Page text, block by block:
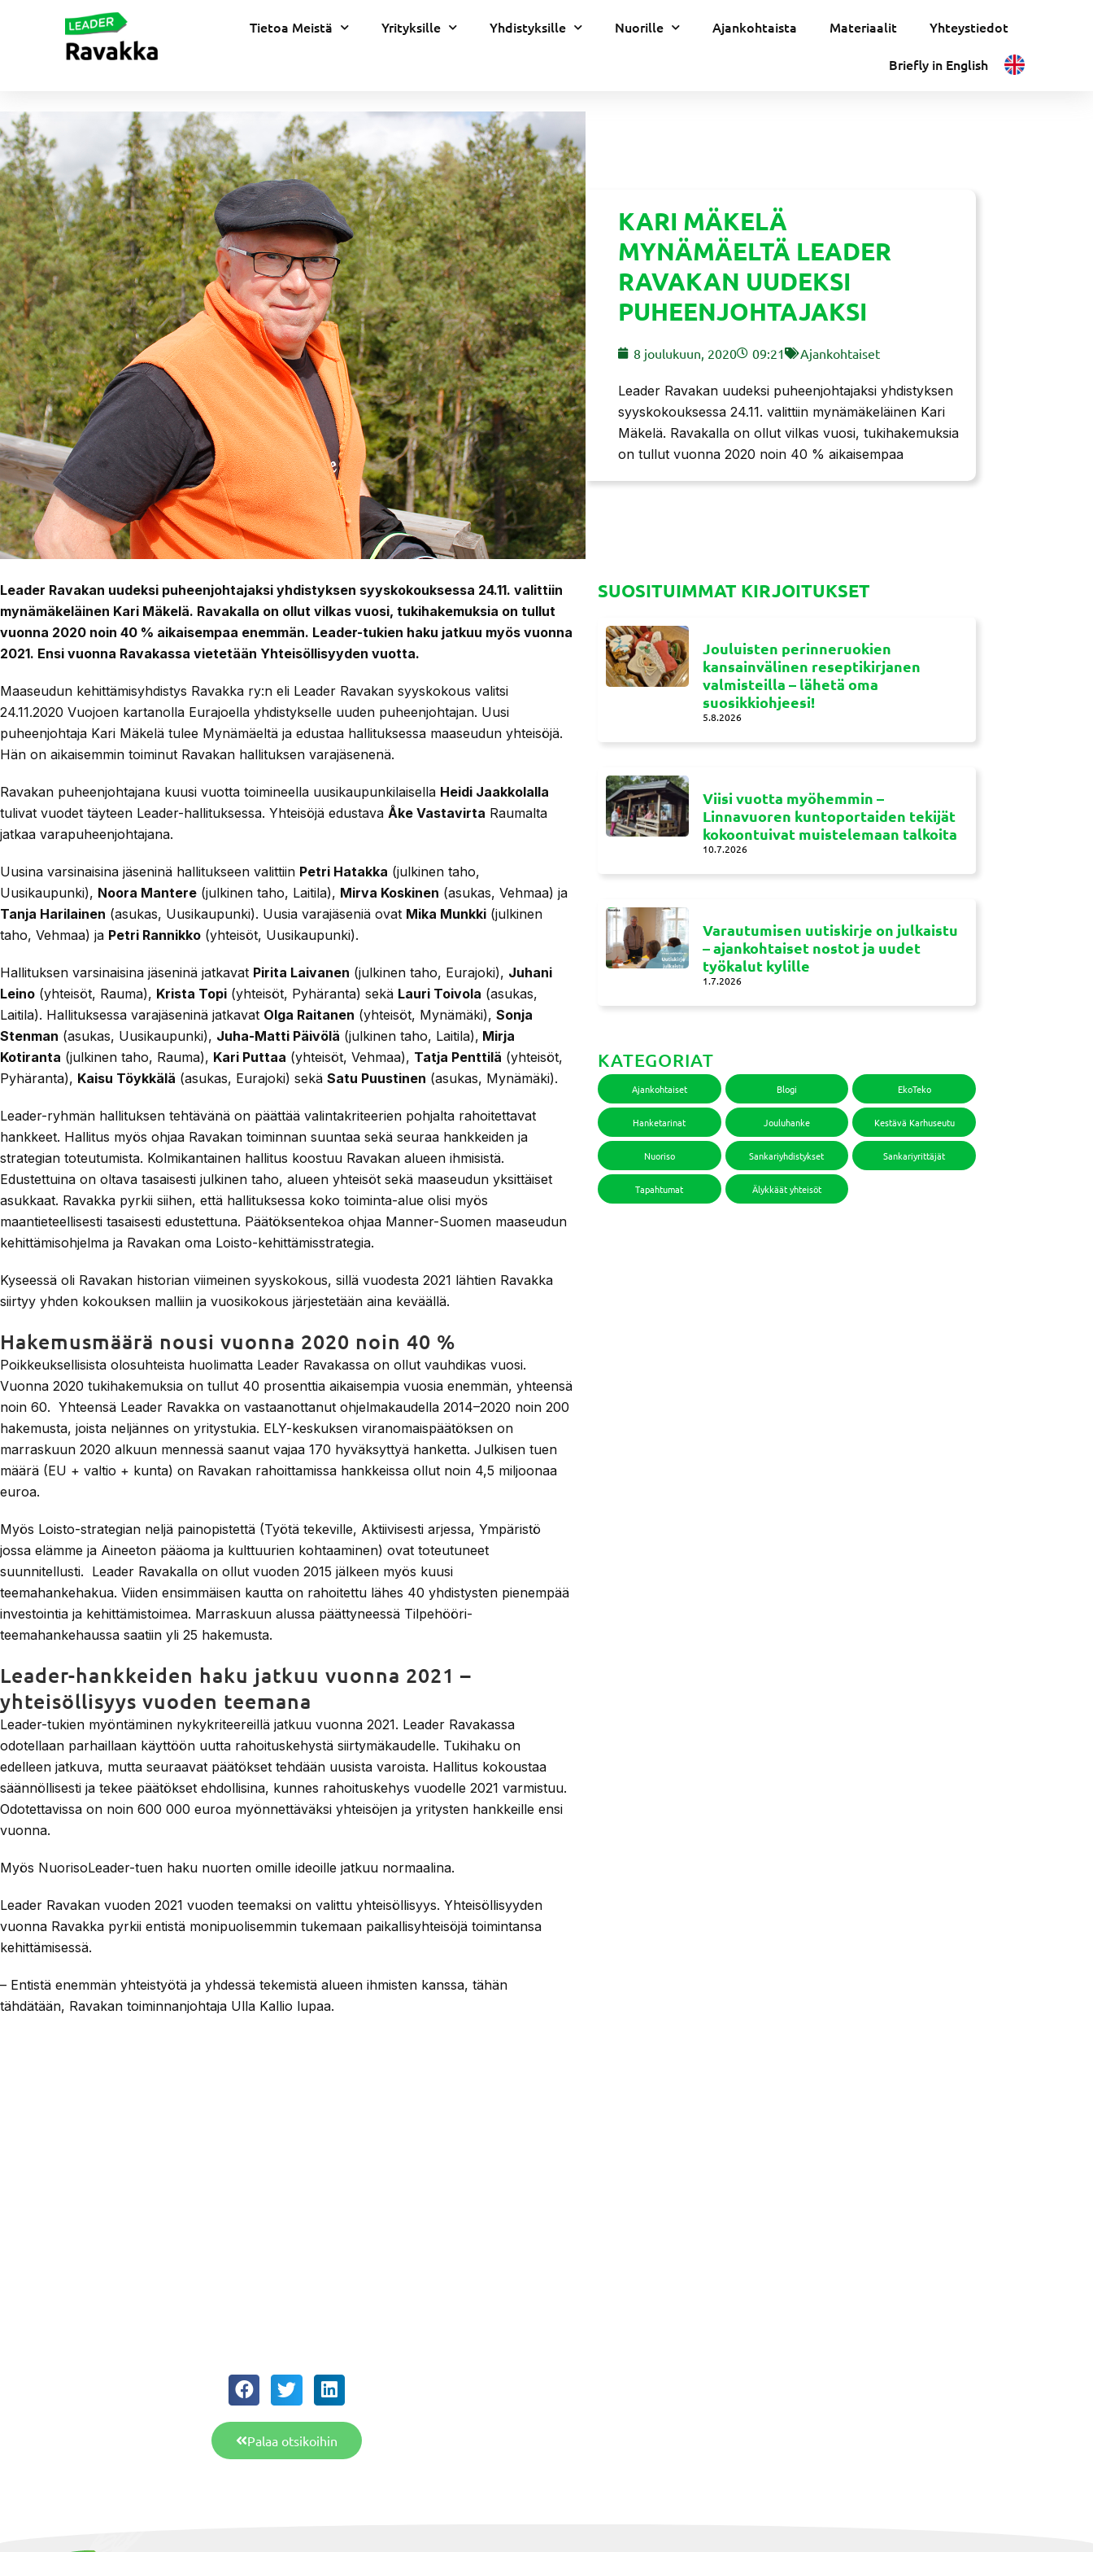
Tietoa Meistä Yrityksille Yhdistyksille Nuorille Ajankohtaista Materiaalit Yhteystiedot
Briefly in English
KARI MÄKELÄ
MYNÄMÄELTÄ LEADER
RAVAKAN UUDEKSI
PUHEENJOHTAJAKSI
8 joulukuun, 2020 09:21 Ajankohtaiset
Leader Ravakan uudeksi puheenjohtajaksi yhdistyksen
syyskokouksessa 24.11. valittiin mynämäkeläinen Kari
Mäkelä. Ravakalla on ollut vilkas vuosi, tukihakemuksia
on tullut vuonna 2020 noin 40 % aikaisempaa
Leader Ravakan uudeksi puheenjohtajaksi yhdistyksen syyskokouksessa 24.11. valittiin
mynämäkeläinen Kari Mäkelä. Ravakalla on ollut vilkas vuosi, tukihakemuksia on tullut
vuonna 2020 noin 40 % aikaisempaa enemmän. Leader-tukien haku jatkuu myös vuonna
2021. Ensi vuonna Ravakassa vietetään Yhteisöllisyyden vuotta.
Maaseudun kehittämisyhdistys Ravakka ry:n eli Leader Ravakan syyskokous valitsi
24.11.2020 Vuojoen kartanolla Eurajoella yhdistykselle uuden puheenjohtajan. Uusi
puheenjohtaja Kari Mäkelä tulee Mynämäeltä ja edustaa hallituksessa maaseudun yhteisöjä.
Hän on aikaisemmin toiminut Ravakan hallituksen varajäsenenä.
Ravakan puheenjohtajana kuusi vuotta toimineella uusikaupunkilaisella Heidi Jaakkolalla
tulivat vuodet täyteen Leader-hallituksessa. Yhteisöjä edustava Åke Vastavirta Raumalta
jatkaa varapuheenjohtajana.
Uusina varsinaisina jäseninä hallitukseen valittiin Petri Hatakka (julkinen taho,
Uusikaupunki), Noora Mantere (julkinen taho, Laitila), Mirva Koskinen (asukas, Vehmaa) ja
Tanja Harilainen (asukas, Uusikaupunki). Uusia varajäseniä ovat Mika Munkki (julkinen
taho, Vehmaa) ja Petri Rannikko (yhteisöt, Uusikaupunki).
Hallituksen varsinaisina jäseninä jatkavat Pirita Laivanen (julkinen taho, Eurajoki), Juhani
Leino (yhteisöt, Rauma), Krista Topi (yhteisöt, Pyhäranta) sekä Lauri Toivola (asukas,
Laitila). Hallituksessa varajäseninä jatkavat Olga Raitanen (yhteisöt, Mynämäki), Sonja
Stenman (asukas, Uusikaupunki), Juha-Matti Päivölä (julkinen taho, Laitila), Mirja
Kotiranta (julkinen taho, Rauma), Kari Puttaa (yhteisöt, Vehmaa), Tatja Penttilä (yhteisöt,
Pyhäranta), Kaisu Töykkälä (asukas, Eurajoki) sekä Satu Puustinen (asukas, Mynämäki).
Leader-ryhmän hallituksen tehtävänä on päättää valintakriteerien pohjalta rahoitettavat
hankkeet. Hallitus myös ohjaa Ravakan toiminnan suuntaa sekä seuraa hankkeiden ja
strategian toteutumista. Kolmikantainen hallitus koostuu Ravakan alueen ihmisistä.
Edustettuina on oltava tasaisesti julkinen taho, alueen yhteisöt sekä maaseudun yksittäiset
asukkaat. Ravakka pyrkii siihen, että hallituksessa koko toiminta-alue olisi myös
maantieteellisesti tasaisesti edustettuna. Päätöksentekoa ohjaa Manner-Suomen maaseudun
kehittämisohjelma ja Ravakan oma Loisto-kehittämisstrategia.
Kyseessä oli Ravakan historian viimeinen syyskokous, sillä vuodesta 2021 lähtien Ravakka
siirtyy yhden kokouksen malliin ja vuosikokous järjestetään aina keväällä.
Hakemusmäärä nousi vuonna 2020 noin 40 %
Poikkeuksellisista olosuhteista huolimatta Leader Ravakassa on ollut vauhdikas vuosi.
Vuonna 2020 tukihakemuksia on tullut 40 prosenttia aikaisempia vuosia enemmän, yhteensä
noin 60. Yhteensä Leader Ravakka on vastaanottanut ohjelmakaudella 2014–2020 noin 200
hakemusta, joista neljännes on yritystukia. ELY-keskuksen viranomaispäätöksen on
marraskuun 2020 alkuun mennessä saanut vajaa 170 hyväksyttyä hanketta. Julkisen tuen
määrä (EU + valtio + kunta) on Ravakan rahoittamissa hankkeissa ollut noin 4,5 miljoonaa
euroa.
Myös Loisto-strategian neljä painopistettä (Työtä tekeville, Aktiivisesti arjessa, Ympäristö
jossa elämme ja Aineeton pääoma ja kulttuurien kohtaaminen) ovat toteutuneet
suunnitellusti. Leader Ravakalla on ollut vuoden 2015 jälkeen myös kuusi
teemahankehakua. Viiden ensimmäisen kautta on rahoitettu lähes 40 yhdistysten pienempää
investointia ja kehittämistoimea. Marraskuun alussa päättyneessä Tilpehööri-
teemahankehaussa saatiin yli 25 hakemusta.
Leader-hankkeiden haku jatkuu vuonna 2021 –
yhteisöllisyys vuoden teemana
Leader-tukien myöntäminen nykykriteereillä jatkuu vuonna 2021. Leader Ravakassa
odotellaan parhaillaan käyttöön uutta rahoituskehystä siirtymäkaudelle. Tukihaku on
edelleen jatkuva, mutta seuraavat päätökset tehdään uusista varoista. Hallitus kokoustaa
säännöllisesti ja tekee päätökset ehdollisina, kunnes rahoituskehys vuodelle 2021 varmistuu.
Odotettavissa on noin 600 000 euroa myönnettäväksi yhteisöjen ja yritysten hankkeille ensi
vuonna.
Myös NuorisoLeader-tuen haku nuorten omille ideoille jatkuu normaalina.
Leader Ravakan vuoden 2021 vuoden teemaksi on valittu yhteisöllisyys. Yhteisöllisyyden
vuonna Ravakka pyrkii entistä monipuolisemmin tukemaan paikallisyhteisöjä toimintansa
kehittämisessä.
– Entistä enemmän yhteistyötä ja yhdessä tekemistä alueen ihmisten kanssa, tähän
tähdätään, Ravakan toiminnanjohtaja Ulla Kallio lupaa.
Palaa otsikoihin
SUOSITUIMMAT KIRJOITUKSET
Jouluisten perinneruokien
kansainvälinen reseptikirjanen
valmisteilla – lähetä oma
suosikkiohjeesi!
5.8.2026
Viisi vuotta myöhemmin –
Linnavuoren kuntoportaiden tekijät
kokoontuivat muistelemaan talkoita
10.7.2026
Varautumisen uutiskirje on julkaistu
– ajankohtaiset nostot ja uudet
työkalut kylille
1.7.2026
KATEGORIAT
Ajankohtaiset Blogi EkoTeko
Hanketarinat Jouluhanke Kestävä Karhuseutu
Nuoriso Sankariyhdistykset Sankariyrittäjät
Tapahtumat Älykkäät yhteisöt